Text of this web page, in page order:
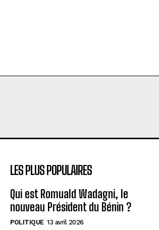
LES PLUS POPULAIRES
Qui est Romuald Wadagni, le
nouveau Président du Bénin ?
POLITIQUE 13 avril 2026